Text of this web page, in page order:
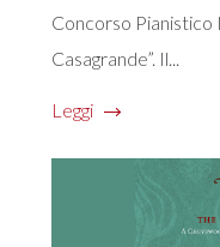
Concorso Pianistico
Casagrande”. Il...
Leggi